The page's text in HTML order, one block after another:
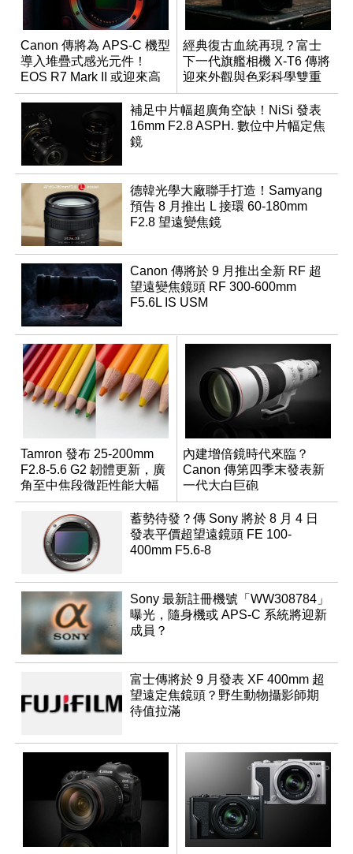
Canon 傳將為 APS-C 機型
導入堆疊式感光元件！
EOS R7 Mark II 或迎來高
速讀出升級
經典復古血統再現？富士
下一代旗艦相機 X-T6 傳將
迎來外觀與色彩科學雙重
優化
補足中片幅超廣角空缺！NiSi 發表
16mm F2.8 ASPH. 數位中片幅定焦
鏡
德韓光學大廠聯手打造！Samyang
預告 8 月推出 L 接環 60-180mm
F2.8 望遠變焦鏡
Canon 傳將於 9 月推出全新 RF 超
望遠變焦鏡頭 RF 300-600mm
F5.6L IS USM
Tamron 發布 25-200mm
F2.8-5.6 G2 韌體更新，廣
角至中焦段微距性能大幅
升級
內建增倍鏡時代來臨？
Canon 傳第四季末發表新
一代大白巨砲
蓄勢待發？傳 Sony 將於 8 月 4 日
發表平價超望遠鏡頭 FE 100-
400mm F5.6-8
Sony 最新註冊機號「WW308784」
曝光，隨身機或 APS-C 系統將迎新
成員？
富士傳將於 9 月發表 XF 400mm 超
望遠定焦鏡頭？野生動物攝影師期
待值拉滿